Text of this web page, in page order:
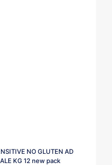
NO GLUTEN AD
KG 12 new pack